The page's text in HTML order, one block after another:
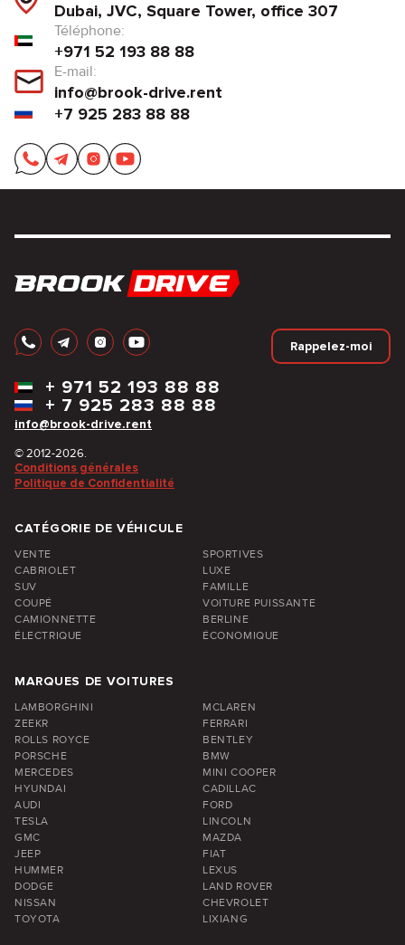
Dubai, JVC, Square Tower, office 307
Téléphone:
+971 52 193 88 88
E-mail:
info@brook-drive.rent
+7 925 283 88 88
Rappelez-moi
info@brook-drive.rent
+ 7 925 283 88 88
+ 971 52 193 88 88
© 2012-2026.
Conditions générales
Politique de Confidentialité
CATÉGORIE DE VÉHICULE
VENTE
SPORTIVES
CABRIOLET
LUXE
SUV
FAMILLE
COUPÉ
VOITURE PUISSANTE
CAMIONNETTE
BERLINE
ÉLECTRIQUE
ÉCONOMIQUE
MARQUES DE VOITURES
LAMBORGHINI
MCLAREN
ZEEKR
FERRARI
ROLLS ROYCE
BENTLEY
PORSCHE
BMW
MERCEDES
MINI COOPER
HYUNDAI
CADILLAC
AUDI
FORD
TESLA
LINCOLN
GMC
MAZDA
JEEP
FIAT
HUMMER
LEXUS
DODGE
LAND ROVER
NISSAN
CHEVROLET
TOYOTA
LIXIANG